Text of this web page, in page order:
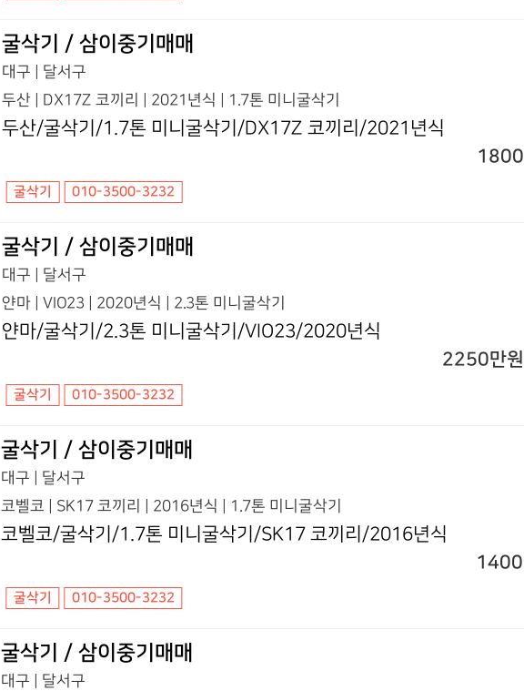
굴삭기 / 삼이중기매매
대구 | 달서구
두산 | DX17Z 코끼리 | 2021년식 | 1.7톤 미니굴삭기
두산/굴삭기/1.7톤 미니굴삭기/DX17Z 코끼리/2021년식
1800
굴삭기 010-3500-3232
굴삭기 / 삼이중기매매
대구 | 달서구
얀마 | VIO23 | 2020년식 | 2.3톤 미니굴삭기
얀마/굴삭기/2.3톤 미니굴삭기/VIO23/2020년식
2250만원
굴삭기 010-3500-3232
굴삭기 / 삼이중기매매
대구 | 달서구
코벨코 | SK17 코끼리 | 2016년식 | 1.7톤 미니굴삭기
코벨코/굴삭기/1.7톤 미니굴삭기/SK17 코끼리/2016년식
1400
굴삭기 010-3500-3232
굴삭기 / 삼이중기매매
대구 | 달서구